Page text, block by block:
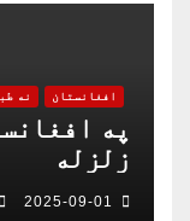
افغانستان نه
په
زلزله
2025-09-01